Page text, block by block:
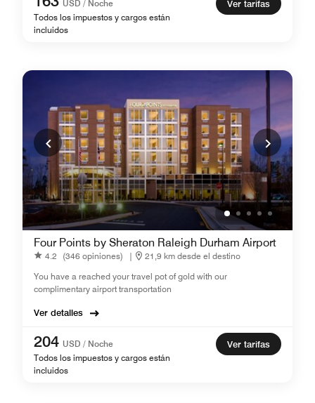
USD / Noche
Todos los impuestos y cargos están
incluidos
Ver tarifas
Four Points by Sheraton Raleigh Durham Airport
4.2 (346 opiniones) |
21,9 km desde el destino
You have a reached your travel pot of gold with our
complimentary airport transportation
Ver detalles
204 USD / Noche
Todos los impuestos y cargos están
incluidos
Ver tarifas